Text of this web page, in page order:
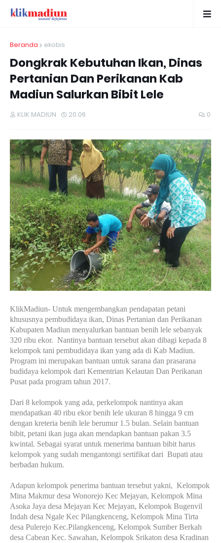
Beranda ekobis
Dongkrak Kebutuhan Ikan, Dinas
Pertanian Dan Perikanan Kab
Madiun Salurkan Bibit Lele
KLIK MADIUN 20.06 0
KlikMadiun- Untuk mengembangkan pendapatan petani
khususnya pembudidaya ikan, Dinas Pertanian dan Perikanan
Kabupaten Madiun menyalurkan bantuan benih lele sebanyak
320 ribu ekor. Nantinya bantuan tersebut akan dibagi kepada 8
kelompok tani pembudidaya ikan yang ada di Kab Madiun.
Program ini merupakan bantuan untuk sarana dan prasarana
budidaya kelompok dari Kementrian Kelautan Dan Perikanan
Pusat pada program tahun 2017.
Dari 8 kelompok yang ada, perkelompok nantinya akan
mendapatkan 40 ribu ekor benih lele ukuran 8 hingga 9 cm
dengan kreteria benih lele berumur 1.5 bulan. Selain bantuan
bibit, petani ikan juga akan mendapkan bantuan pakan 3.5
kwintal. Sebagai syarat untuk menerima bantuan bibit harus
kelompok yang sudah mengantongi sertifikat dari Bupati atau
berbadan hukum.
Adapun kelompok penerima bantuan tersebut yakni, Kelompok
Mina Makmur desa Wonorejo Kec Mejayan, Kelompok Mina
Asoka Jaya desa Mejayan Kec Mejayan, Kelompok Bugenvil
Indah desa Ngale Kec Pilangkenceng, Kelompok Mina Tirta
desa Pulerejo Kec.Pilangkenceng, Kelompok Sumber Berkah
desa Cabean Kec. Sawahan, Kelompok Srikaton desa Kradinan